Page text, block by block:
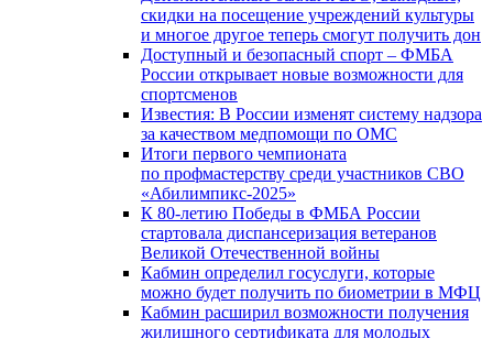
скидки на посещение учреждений культуры
и многое другое теперь смогут получить дон
Доступный и безопасный спорт – ФМБА
России открывает новые возможности для
спортсменов
Известия: В России изменят систему надзора
за качеством медпомощи по ОМС
Итоги первого чемпионата
по профмастерству среди участников СВО
«Абилимпикс-2025»
К 80-летию Победы в ФМБА России
стартовала диспансеризация ветеранов
Великой Отечественной войны
Кабмин определил госуслуги, которые
можно будет получить по биометрии в МФЦ
Кабмин расширил возможности получения
жилищного сертификата для молодых